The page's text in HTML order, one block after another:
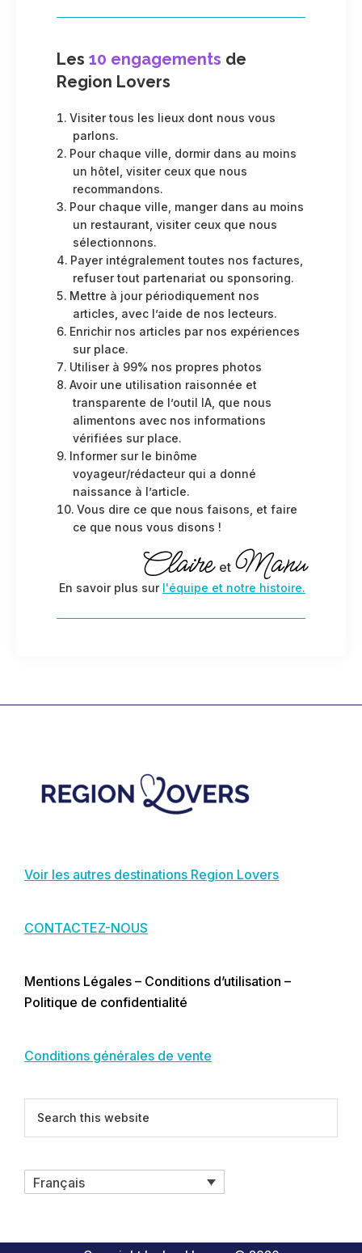
Les 10 engagements de
Region Lovers
Visiter tous les lieux dont nous vous
parlons.
Pour chaque ville, dormir dans au moins
un hôtel, visiter ceux que nous
recommandons.
Pour chaque ville, manger dans au moins
un restaurant, visiter ceux que nous
sélectionnons.
Payer intégralement toutes nos factures,
refuser tout partenariat ou sponsoring.
Mettre à jour périodiquement nos
articles, avec l’aide de nos lecteurs.
Enrichir nos articles par nos expériences
sur place.
Utiliser à 99% nos propres photos
Avoir une utilisation raisonnée et
transparente de l’outil IA, que nous
alimentons avec nos informations
vérifiées sur place.
Informer sur le binôme
voyageur/rédacteur qui a donné
naissance à l’article.
Vous dire ce que nous faisons, et faire
ce que nous vous disons !
Claire et Manu
En savoir plus sur l'équipe et notre histoire.
Voir les autres destinations Region Lovers
CONTACTEZ-NOUS
Mentions Légales – Conditions d’utilisation –
Politique de confidentialité
Conditions générales de vente
Français